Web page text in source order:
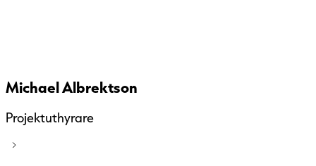
Michael Albrektson
Projektuthyrare